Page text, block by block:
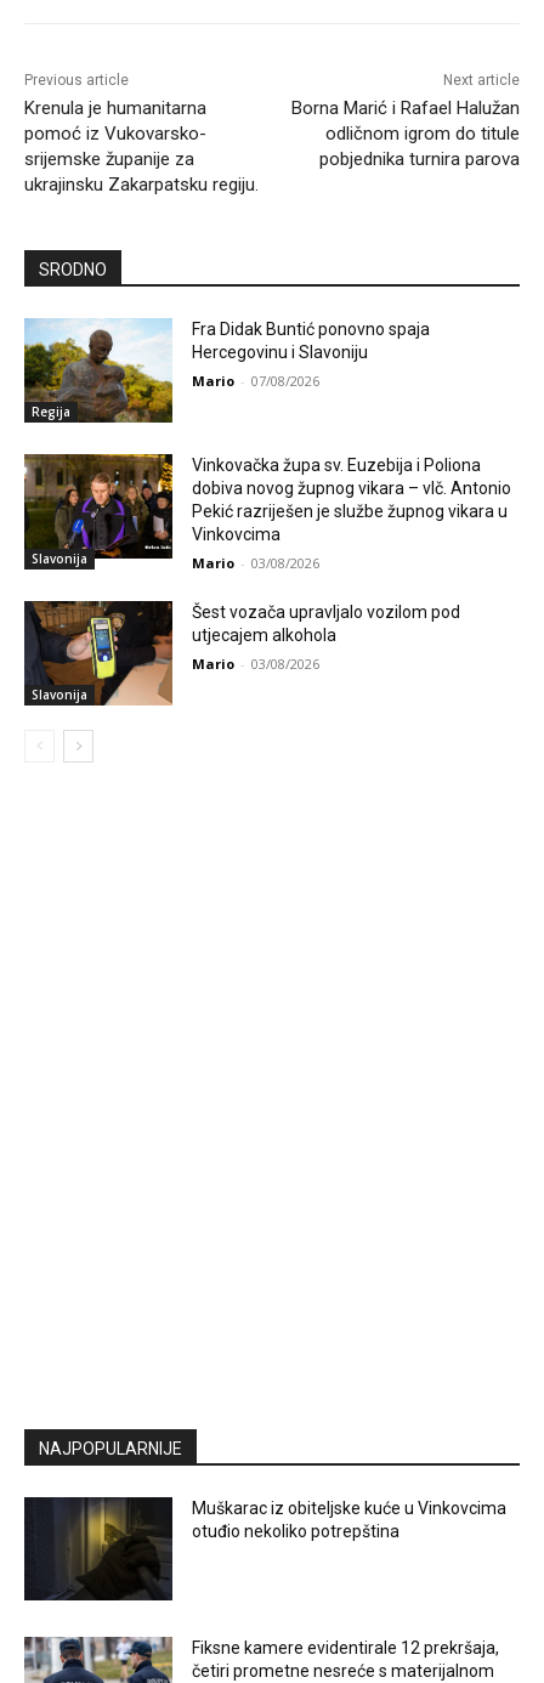
Previous article
Krenula je humanitarna
pomoć iz Vukovarsko-
srijemske županije za
ukrajinsku Zakarpatsku regiju.
Next article
Borna Marić i Rafael Halužan
odličnom igrom do titule
pobjednika turnira parova
SRODNO
Regija
Fra Didak Buntić ponovno spaja
Hercegovinu i Slavoniju
Mario - 07/08/2026
Slavonija
Vinkovačka župa sv. Euzebija i Poliona
dobiva novog župnog vikara – vlč. Antonio
Pekić razriješen je službe župnog vikara u
Vinkovcima
Mario - 03/08/2026
Slavonija
Šest vozača upravljalo vozilom pod
utjecajem alkohola
Mario - 03/08/2026
NAJPOPULARNIJE
Muškarac iz obiteljske kuće u Vinkovcima
otuđio nekoliko potrepština
Fiksne kamere evidentirale 12 prekršaja,
četiri prometne nesreće s materijalnom